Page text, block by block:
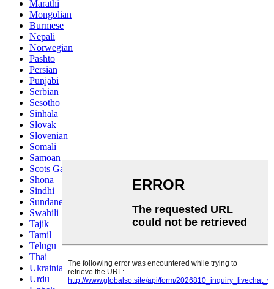
Marathi
Mongolian
Burmese
Nepali
Norwegian
Pashto
Persian
Punjabi
Serbian
Sesotho
Sinhala
Slovak
Slovenian
Somali
Samoan
Scots Gaelic
Shona
Sindhi
Sundanese
Swahili
Tajik
Tamil
Telugu
Thai
Ukrainian
Urdu